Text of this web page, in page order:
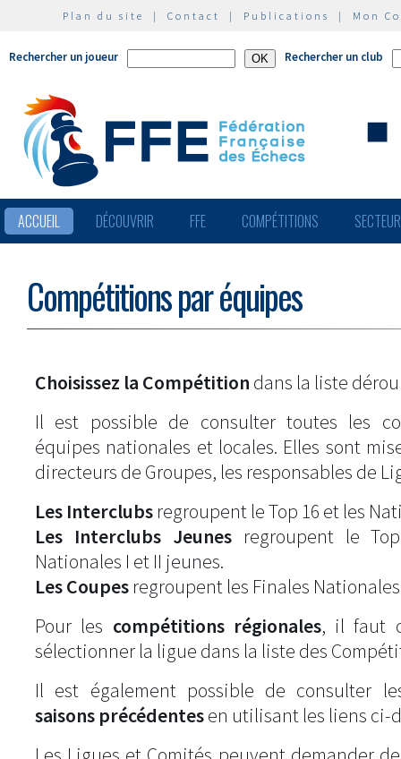
Plan du site | Contact | Publications | Mon
Rechercher un joueur Rechercher un club
ACCUEIL DÉCOUVRIR FFE COMPÉTITIONS
Compétitions par équipes
Choisissez la Compétition dans la liste
Il est possible de consulter toutes les
équipes nationales et locales. Elles sont
directeurs de Groupes, les responsables de
Les Interclubs regroupent le Top 16 et les
Les Interclubs Jeunesregroupent le
Nationales I et II jeunes.
Les Coupes regroupent les Finales
Pour les compétitions régionales, il faut
sélectionner la ligue dans la liste des
Il est également possible de consulter
saisons précédentesen utilisant les liens ci-